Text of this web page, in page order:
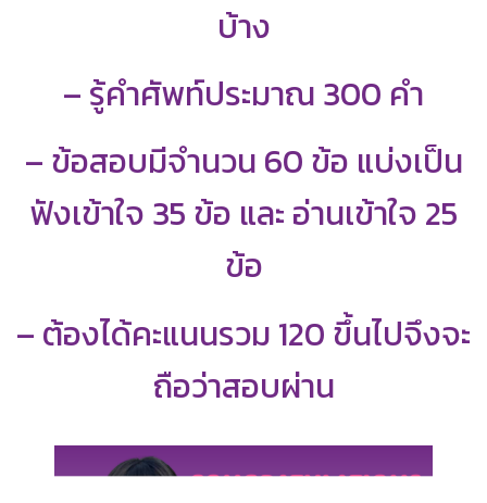
บ้าง
– รู้คำศัพท์ประมาณ 300 คำ
– ข้อสอบมีจำนวน 60 ข้อ แบ่งเป็น
ฟังเข้าใจ 35 ข้อ และ อ่านเข้าใจ 25
ข้อ
– ต้องได้คะแนนรวม 120 ขึ้นไปจึงจะ
ถือว่าสอบผ่าน